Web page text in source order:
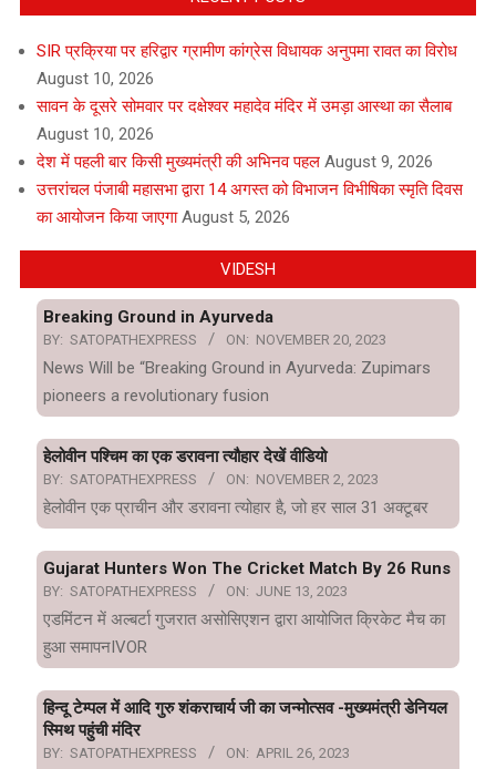
SIR प्रक्रिया पर हरिद्वार ग्रामीण कांग्रेस विधायक अनुपमा रावत का विरोध
August 10, 2026
सावन के दूसरे सोमवार पर दक्षेश्वर महादेव मंदिर में उमड़ा आस्था का सैलाब
August 10, 2026
देश में पहली बार किसी मुख्यमंत्री की अभिनव पहल August 9, 2026
उत्तरांचल पंजाबी महासभा द्वारा 14 अगस्त को विभाजन विभीषिका स्मृति दिवस
का आयोजन किया जाएगा August 5, 2026
VIDESH
Breaking Ground in Ayurveda
BY: SATOPATHEXPRESS ON: NOVEMBER 20, 2023
News Will be “Breaking Ground in Ayurveda: Zupimars
pioneers a revolutionary fusion
हेलोवीन पश्चिम का एक डरावना त्यौहार देखें वीडियो
BY: SATOPATHEXPRESS ON: NOVEMBER 2, 2023
हेलोवीन एक प्राचीन और डरावना त्योहार है, जो हर साल 31 अक्टूबर
Gujarat Hunters Won The Cricket Match By 26 Runs
BY: SATOPATHEXPRESS ON: JUNE 13, 2023
एडमिंटन में अल्बर्टा गुजरात असोसिएशन द्वारा आयोजित क्रिकेट मैच का
हुआ समापनIVOR
हिन्दू टेम्पल में आदि गुरु शंकराचार्य जी का जन्मोत्सव -मुख्यमंत्री डेनियल
स्मिथ पहुंची मंदिर
BY: SATOPATHEXPRESS ON: APRIL 26, 2023